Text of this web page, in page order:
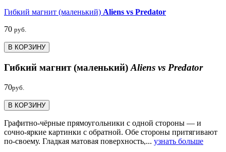
Гибкий магнит (маленький) Aliens vs Predator
70 руб.
В КОРЗИНУ
Гибкий магнит (маленький) Aliens vs Predator
70руб.
В КОРЗИНУ
Графитно-чёрные прямоугольники с одной стороны — и
сочно-яркие картинки с обратной. Обе стороны притягивают
по-своему. Гладкая матовая поверхность,... узнать больше